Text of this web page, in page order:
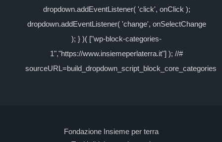
dropdown.addEventListener( 'click', onClick );
dropdown.addEventListener( 'change', onSelectChange
); } )( ["wp-block-categories-
1","https://www.insiemeperlaterra.it"] ); //#
sourceURL=build_dropdown_script_block_core_categories
Fondazione Insieme per terra